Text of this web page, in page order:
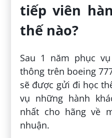
tiếp viên
thế nào?
Sau 1 năm phục
thông trên boeing
sẽ được gửi đi học
vụ những hành
nhất cho hãng về
nhuận.